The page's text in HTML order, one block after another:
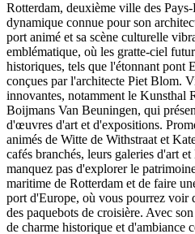
Rotterdam, deuxième ville des
dynamique connue pour son
port animé et sa scène culturelle
emblématique, où les gratte-ciel
historiques, tels que l'étonnant pont
conçues par l'architecte Piet Blom.
innovantes, notamment le Kunsthal
Boijmans Van Beuningen, qui
d'œuvres d'art et d'expositions.
animés de Witte de Withstraat et
cafés branchés, leurs galeries d'art
manquez pas d'explorer le
maritime de Rotterdam et de faire
port d'Europe, où vous pourrez voir
des paquebots de croisière. Avec
de charme historique et d'ambiance